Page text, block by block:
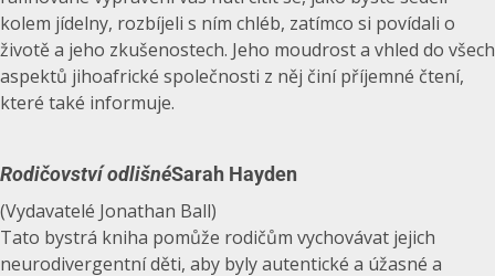
kolem jídelny, rozbíjeli s ním chléb, zatímco si povídali o
životě a jeho zkušenostech. Jeho moudrost a vhled do všech
aspektů jihoafrické společnosti z něj činí příjemné čtení,
které také informuje.
Rodičovství odlišnéSarah Hayden
(Vydavatelé Jonathan Ball)
Tato bystrá kniha pomůže rodičům vychovávat jejich
neurodivergentní děti, aby byly autentické a úžasné a